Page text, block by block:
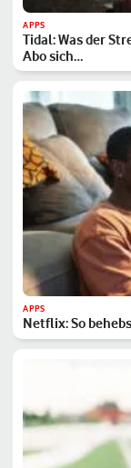
APPS
Tidal: Was der
Abo sich…
APPS
Netflix: So